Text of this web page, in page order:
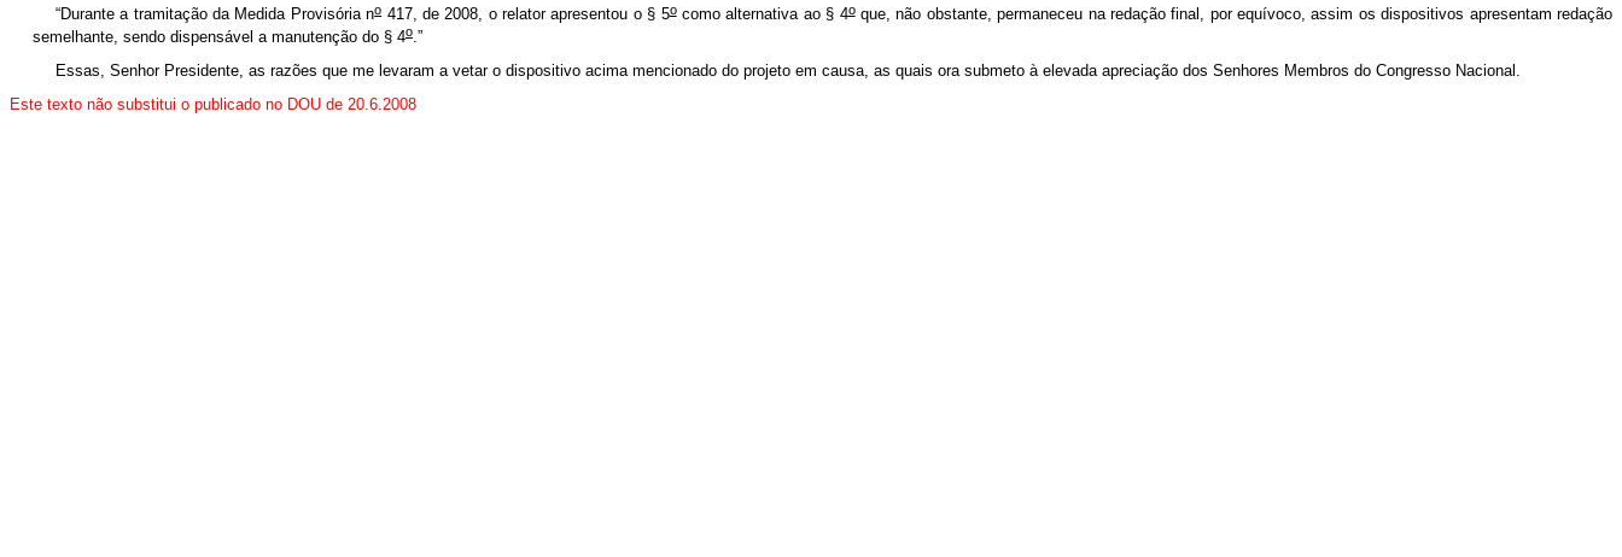
“Durante a tramitação da Medida Provisória no417, de 2008, o relator apresentou o § 5ocomo alternativa ao § 4oque, não obstante, permaneceu na redação final, por equívoco, assim os dispositivos apresentam redação
semelhante, sendo dispensável a manutenção do § 4o.”
Essas, Senhor Presidente, as razões que me levaram a vetar o dispositivo acima mencionado do projeto em causa, as quais ora submeto à elevada apreciação dos Senhores Membros do Congresso Nacional.
Este texto não substitui o publicado no DOU de 20.6.2008